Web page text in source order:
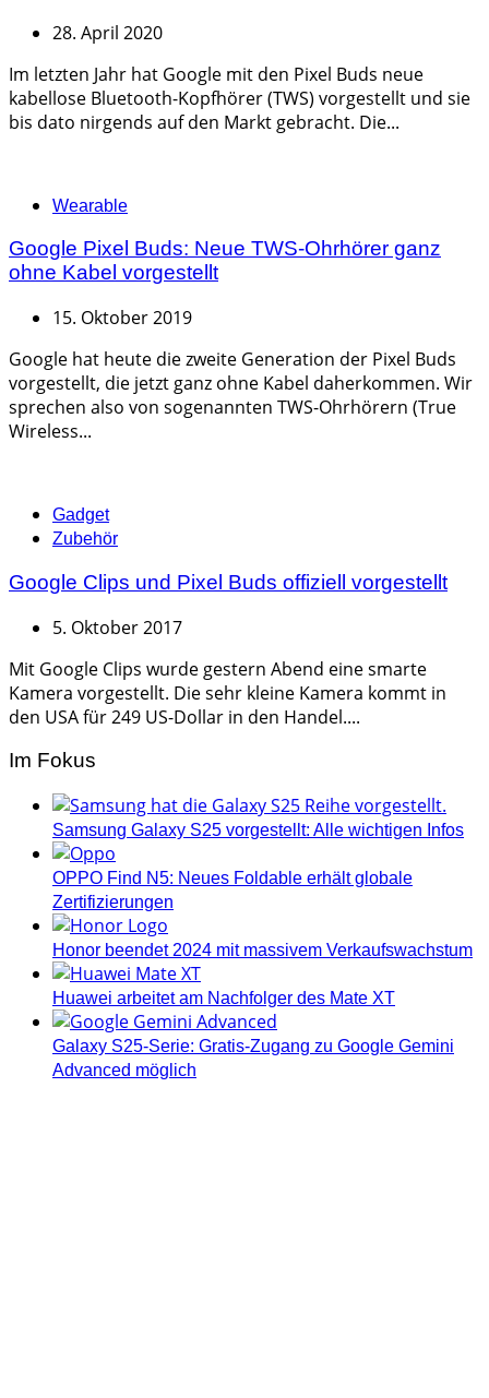
28. April 2020
Im letzten Jahr hat Google mit den Pixel Buds neue
kabellose Bluetooth-Kopfhörer (TWS) vorgestellt und sie
bis dato nirgends auf den Markt gebracht. Die...
Categories
Wearable
Google Pixel Buds: Neue TWS-Ohrhörer ganz
ohne Kabel vorgestellt
15. Oktober 2019
Google hat heute die zweite Generation der Pixel Buds
vorgestellt, die jetzt ganz ohne Kabel daherkommen. Wir
sprechen also von sogenannten TWS-Ohrhörern (True
Wireless...
Categories
Gadget
Zubehör
Google Clips und Pixel Buds offiziell vorgestellt
5. Oktober 2017
Mit Google Clips wurde gestern Abend eine smarte
Kamera vorgestellt. Die sehr kleine Kamera kommt in
den USA für 249 US-Dollar in den Handel....
Im Fokus
Samsung Galaxy S25 vorgestellt: Alle wichtigen Infos
OPPO Find N5: Neues Foldable erhält globale
Zertifizierungen
Honor beendet 2024 mit massivem Verkaufswachstum
Huawei arbeitet am Nachfolger des Mate XT
Galaxy S25-Serie: Gratis-Zugang zu Google Gemini
Advanced möglich